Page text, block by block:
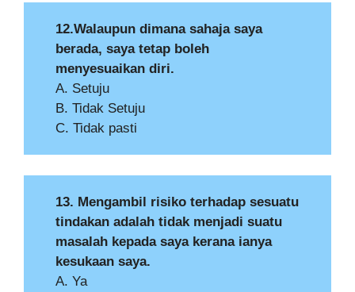
12.Walaupun dimana sahaja saya
berada, saya tetap boleh
menyesuaikan diri.
A. Setuju
B. Tidak Setuju
C. Tidak pasti
13. Mengambil risiko terhadap sesuatu
tindakan adalah tidak menjadi suatu
masalah kepada saya kerana ianya
kesukaan saya.
A. Ya